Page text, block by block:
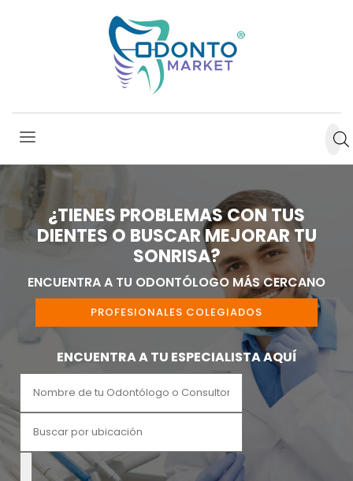
¿TIENES PROBLEMAS CON TUS
DIENTES O BUSCAR MEJORAR TU
SONRISA?
ENCUENTRA A TU ODONTÓLOGO MÁS CERCANO
PROFESIONALES COLEGIADOS
ENCUENTRA A TU ESPECIALISTA AQUÍ